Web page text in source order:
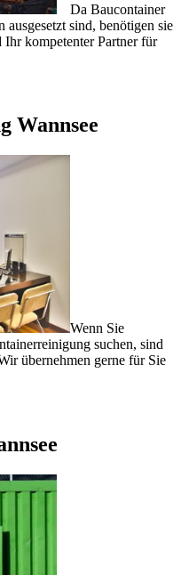
Da Baucontainer
sind, benötigen sie
kompetenter Partner für
Wannsee
Wenn Sie
suchen, sind
übernehmen gerne für Sie